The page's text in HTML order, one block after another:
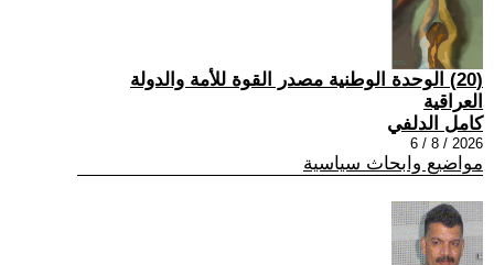
(20) الوحدة الوطنية مصدر القوة للأمة والدولة
العراقية
كامل الدلفي
2026 / 8 / 6
مواضيع وابحاث سياسية